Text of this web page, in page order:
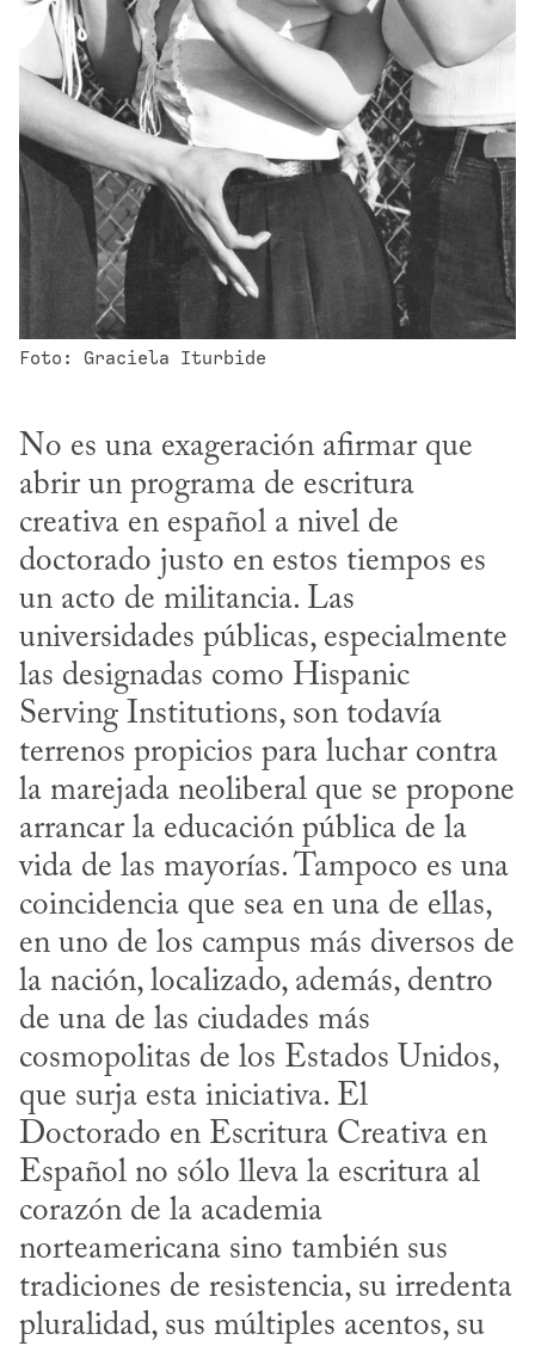
Foto: Graciela Iturbide
No es una exageración afirmar que
abrir un programa de escritura
creativa en español a nivel de
doctorado justo en estos tiempos es
un acto de militancia. Las
universidades públicas, especialmente
las designadas como Hispanic
Serving Institutions, son todavía
terrenos propicios para luchar contra
la marejada neoliberal que se propone
arrancar la educación pública de la
vida de las mayorías. Tampoco es una
coincidencia que sea en una de ellas,
en uno de los campus más diversos de
la nación, localizado, además, dentro
de una de las ciudades más
cosmopolitas de los Estados Unidos,
que surja esta iniciativa. El
Doctorado en Escritura Creativa en
Español no sólo lleva la escritura al
corazón de la academia
norteamericana sino también sus
tradiciones de resistencia, su irredenta
pluralidad, sus múltiples acentos, su